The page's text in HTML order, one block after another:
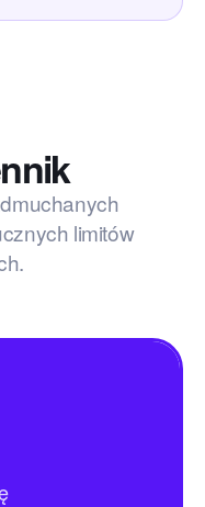
limitów